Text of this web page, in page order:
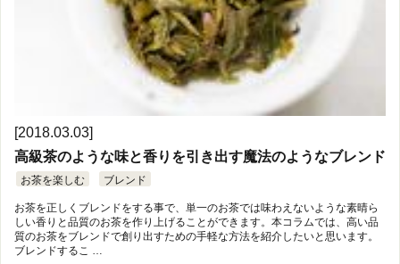
[2018.03.03]
高級茶のような味と香りを引き出す魔法のようなブレンド
お茶を楽しむ ブレンド
お茶を正しくブレンドをする事で、単一のお茶では味わえないような素晴ら
しい香りと品質のお茶を作り上げることができます。本コラムでは、高い品
質のお茶をブレンドで創り出すための手軽な方法を紹介したいと思います。
ブレンドするこ …